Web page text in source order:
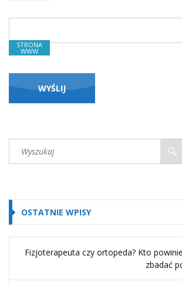
STRONA
WWW
OSTATNIE WPISY
Fizjoterapeuta czy ortopeda? Kto
zbadać